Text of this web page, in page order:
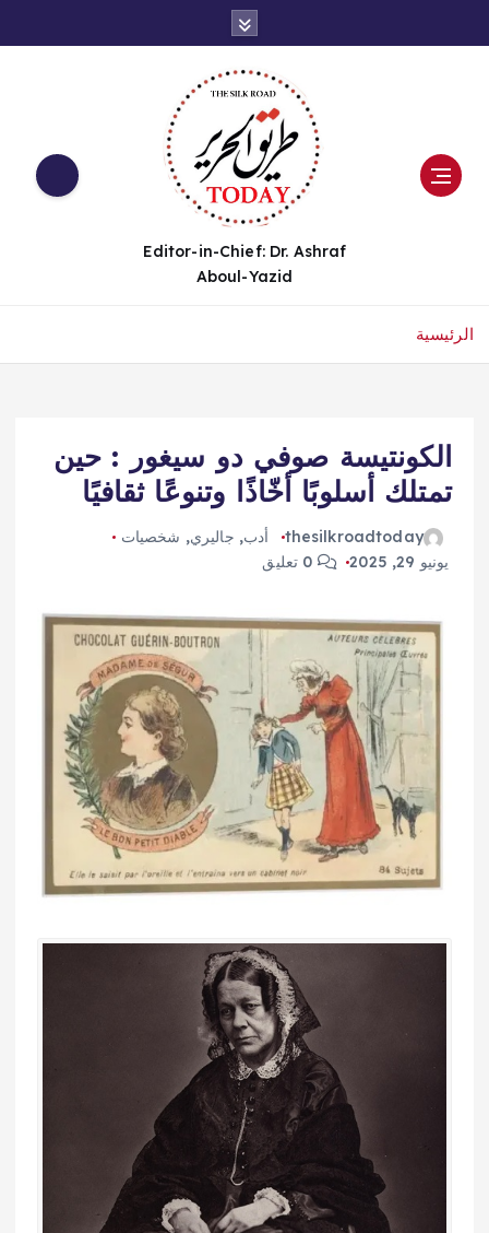
ت
Editor-in-Chief: Dr. Ashraf
Aboul-Yazid
الرئيسية
الكونتيسة صوفي دو سيغور : حين
تمتلك أسلوبًا أخّاذًا وتنوعًا ثقافيًا
thesilkroadtoday أدب, جاليري, شخصيات
يونيو 29, 2025